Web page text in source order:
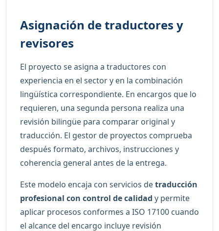
Asignación de traductores y
revisores
El proyecto se asigna a traductores con
experiencia en el sector y en la combinación
lingüística correspondiente. En encargos que lo
requieren, una segunda persona realiza una
revisión bilingüe para comparar original y
traducción. El gestor de proyectos comprueba
después formato, archivos, instrucciones y
coherencia general antes de la entrega.
Este modelo encaja con servicios detraducción
profesional con control de calidad y permite
aplicar procesos conformes a ISO 17100 cuando
el alcance del encargo incluye revisión